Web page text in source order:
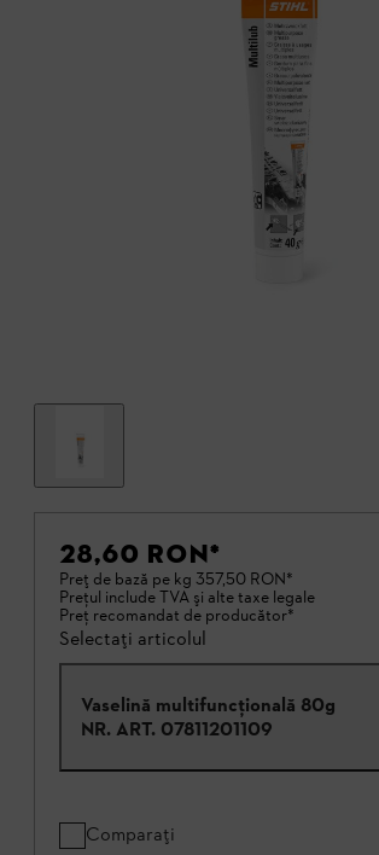
28,60 RON*
Preț de bază pe kg 357,50 RON*
Preţul include TVA şi alte taxe legale
Preţ recomandat de producător*
Selectați articolul
Vaselină multifuncţională 80g
NR. ART. 07811201109
Comparați